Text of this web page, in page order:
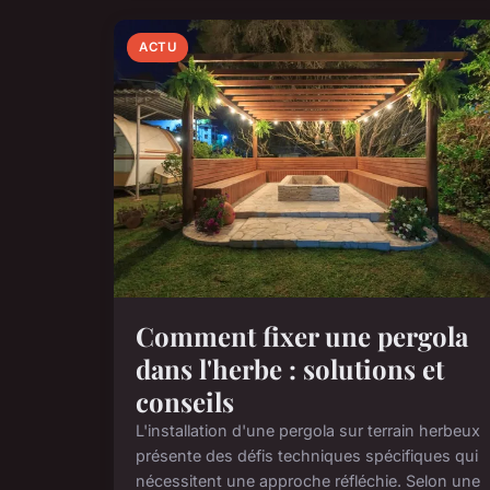
ACTU
Comment fixer une pergola
dans l'herbe : solutions et
conseils
L'installation d'une pergola sur terrain herbeux
présente des défis techniques spécifiques qui
nécessitent une approche réfléchie. Selon une